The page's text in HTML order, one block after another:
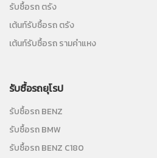
รับซื้อรถ ตรัง
เต้นท์รับซื้อรถ ตรัง
เต้นท์รับซื้อรถ รามคำแหง
รับซื้อรถยุโรป
รับซื้อรถ BENZ
รับซื้อรถ BMW
รับซื้อรถ BENZ C180